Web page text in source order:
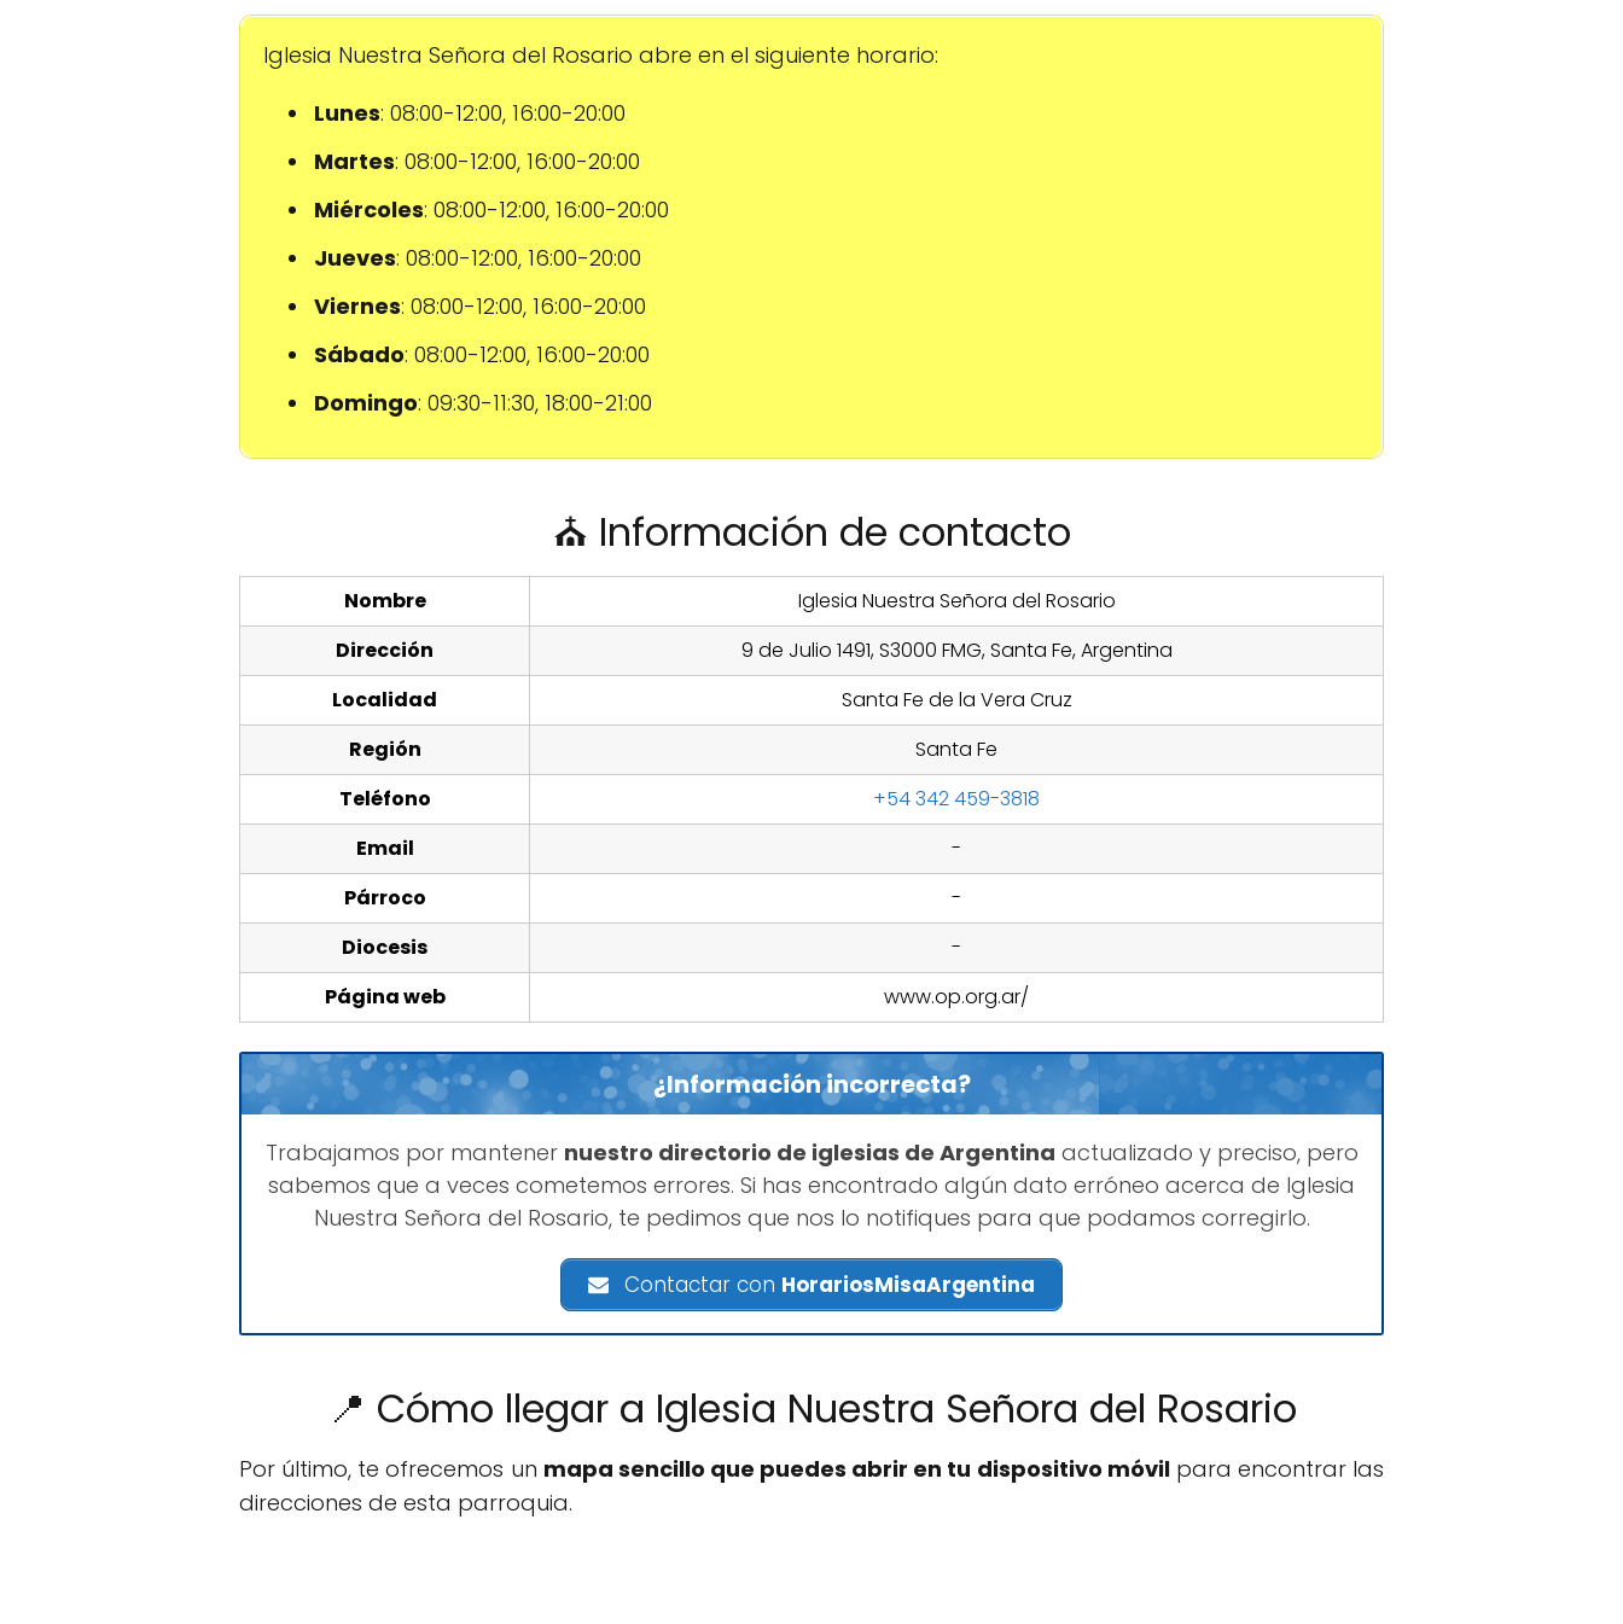
Iglesia Nuestra Señora del Rosario abre en el siguiente horario:
Lunes: 08:00-12:00, 16:00-20:00
Martes: 08:00-12:00, 16:00-20:00
Miércoles: 08:00-12:00, 16:00-20:00
Jueves: 08:00-12:00, 16:00-20:00
Viernes: 08:00-12:00, 16:00-20:00
Sábado: 08:00-12:00, 16:00-20:00
Domingo: 09:30-11:30, 18:00-21:00
⛪ Información de contacto
Nombre
Iglesia Nuestra Señora del Rosario
Dirección
9 de Julio 1491, S3000 FMG, Santa Fe, Argentina
Localidad
Santa Fe de la Vera Cruz
Región
Santa Fe
Teléfono
+54 342 459-3818
Email
-
Párroco
-
Diocesis
-
Página web
www.op.org.ar/
¿Información incorrecta?
Trabajamos por mantener nuestro directorio de iglesias de Argentina actualizado y preciso, pero
sabemos que a veces cometemos errores. Si has encontrado algún dato erróneo acerca de Iglesia
Nuestra Señora del Rosario, te pedimos que nos lo notifiques para que podamos corregirlo.
Contactar con HorariosMisaArgentina
📍 Cómo llegar a Iglesia Nuestra Señora del Rosario
Por último, te ofrecemos un mapa sencillo que puedes abrir en tu dispositivo móvilpara encontrar las
direcciones de esta parroquia.